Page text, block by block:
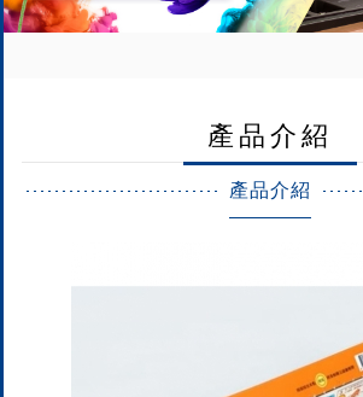
產品介紹
產品介紹